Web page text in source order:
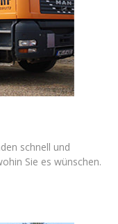
schnell und
Sie es wünschen.